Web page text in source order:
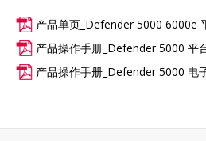
产品单页_Defender 5000 6000e
产品操作手册_Defender 5000 平
产品操作手册_Defender 5000 电